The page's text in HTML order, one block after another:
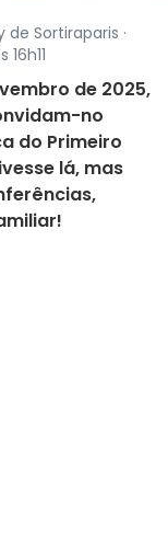
de Sortiraparis ·
de 2025,
no
do Primeiro
lá, mas